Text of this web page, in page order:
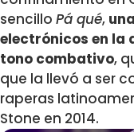
sencillo Pá qué,
electrónicos en la
tono combativo,
que la llevó a ser
raperas
Stone en 2014.